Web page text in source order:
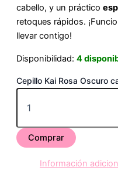
cabello, y un práctico
retoques rápidos.
llevar contigo!
Disponibilidad: 4
Cepillo Kai Rosa Oscuro
Comprar
Información